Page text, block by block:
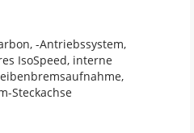
-Antriebssystem,
IsoSpeed, interne
Steckachse